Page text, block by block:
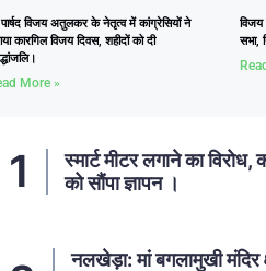
पार्षद विजय अतुलकर के नेतृत्व में कांग्रेसियों ने
कारगिल विजय दिवस, शहीदों को दी
More »
विजय
सभा,
स्मार्ट मीटर लगाने का
को सौंपा ज्ञापन ।
नलखेड़ा: मां बगलामुखी मंदिर